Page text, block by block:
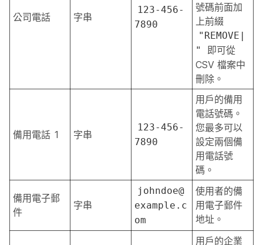
公司電話 字串
123-456-
7890
號碼前面加
上前綴
"REMOVE|
"
即可從
CSV 檔案中
刪除。
備用電話 1 字串
123-456-
7890
用戶的備用
電話號碼。
您最多可以
設定兩個備
用電話號
碼。
備用電子郵
件
字串
johndoe@
example.c
om
使用者的備
用電子郵件
地址。
用戶的企業